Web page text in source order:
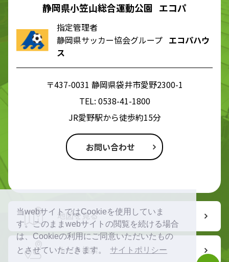
当webサイトではCookieを使用していま
す。このままwebサイトの閲覧を続ける場合
は、Cookieの利用にご同意いただいたもの
とさせていただきます。
サイトポリシー
静岡県小笠山総合運動公園 エコパ
指定管理者
静岡県サッカー協会グループ エコパハウ
ス
〒437-0031 静岡県袋井市愛野2300-1
TEL: 0538-41-1800
JR愛野駅から徒歩約15分
お問い合わせ
地図を見る
ルート検索